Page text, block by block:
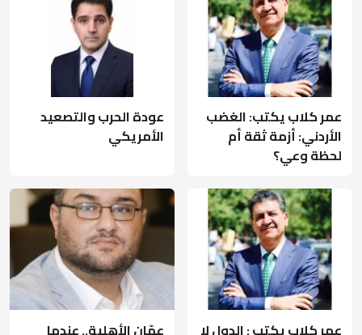
عمر كلاب يكتب: الغضب
الأردني: أزمة ثقة أم
لحظة وعي؟
عودة الحرب والتصعيد
الأمريكي
عمر كلاب يكتب : الدول لا
عمّان الأهلية.. عندما